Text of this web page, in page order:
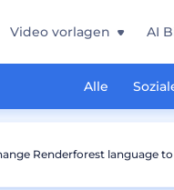
Video vorlagen AI
Alle
Renderforest language to